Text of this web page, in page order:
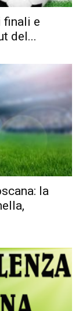
finali e
del...
la